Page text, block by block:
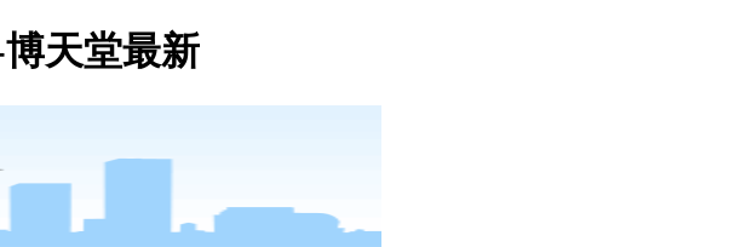
天堂最新